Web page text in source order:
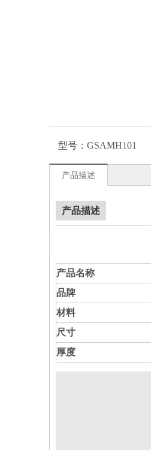
型号： GSAMH101
产品描述
产品描述
产品名称
品牌
材料
尺寸
厚度